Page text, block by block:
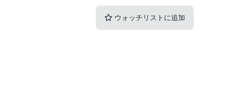
ウォッチリストに追加